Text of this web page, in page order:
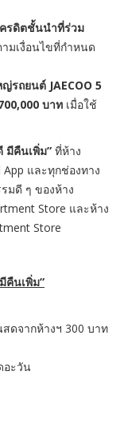
รดิตชั้นนำที่ร่วม
มเงื่อนไขที่กำหนด
รถยนต์ JAECOO 5
บาท เมื่อใช้
มีคืนเพิ่ม” ที่ห้าง
App และทุกช่องทาง
มดี ๆ ของห้าง
Store และห้าง
Store
คืนเพิ่ม”
ดจากห้างฯ 300 บาท
อะวัน